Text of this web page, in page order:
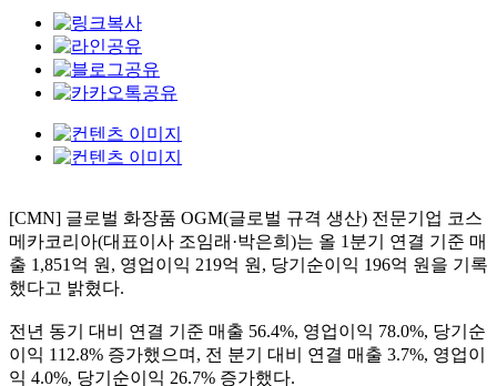
[CMN] 글로벌 화장품 OGM(글로벌 규격 생산) 전문기업 코스
메카코리아(대표이사 조임래·박은희)는 올 1분기 연결 기준 매
출 1,851억 원, 영업이익 219억 원, 당기순이익 196억 원을 기록
했다고 밝혔다.
전년 동기 대비 연결 기준 매출 56.4%, 영업이익 78.0%, 당기순
이익 112.8% 증가했으며, 전 분기 대비 연결 매출 3.7%, 영업이
익 4.0%, 당기순이익 26.7% 증가했다.